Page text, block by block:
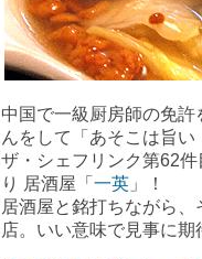
中国で一級厨房師の免
んをして「あそこは旨
ザ・シェフリンク第62
り 居酒屋「 一英 」！
居酒屋と銘打ちながら
店。いい意味で見事に